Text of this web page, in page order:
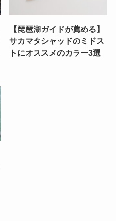
【琵琶湖ガイドが薦める】
サカマタシャッドのミドス
トにオススメのカラー3選